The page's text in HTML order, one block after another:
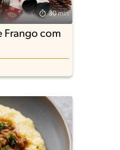
30 min
Frango com